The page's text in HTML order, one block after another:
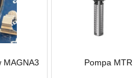
MAGNA3 Pompa